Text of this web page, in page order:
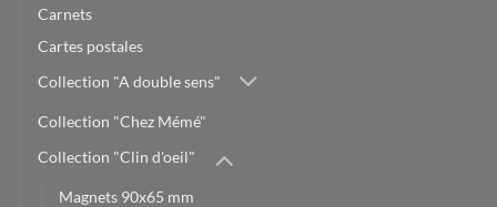
Carnets
Cartes postales
Collection "A double sens"
Collection "Chez Mémé"
Collection "Clin d'oeil"
Magnets 90x65 mm